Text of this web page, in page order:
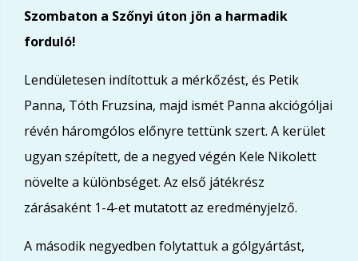
Szombaton a Szőnyi úton jön a harmadik
forduló!
Lendületesen indítottuk a mérkőzést, és Petik
Panna, Tóth Fruzsina, majd ismét Panna akciógóljai
révén háromgólos előnyre tettünk szert. A kerület
ugyan szépített, de a negyed végén Kele Nikolett
növelte a különbséget. Az első játékrész
zárásaként 1-4-et mutatott az eredményjelző.
A második negyedben folytattuk a gólgyártást,